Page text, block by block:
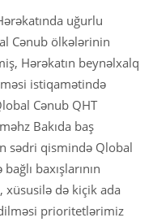
uğurlu
Cənub ölkələrinin
Hərəkatın beynəlxalq
istiqamətində
Cənub QHT
Bakıda baş
sədri qismində Qlobal
baxışlarının
də kiçik ada
prioritetlərimiz